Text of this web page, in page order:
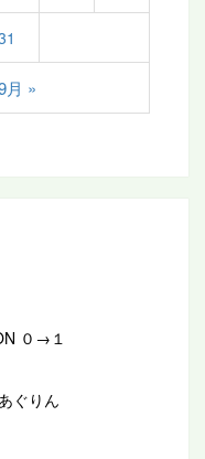
月 »
０→１
ぐりん